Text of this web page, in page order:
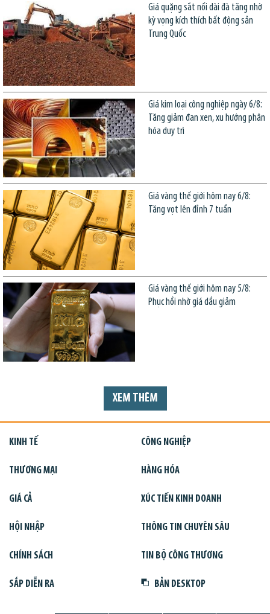
Giá quặng sắt nối dài đà tăng nhờ
kỳ vọng kích thích bất động sản
Trung Quốc
Giá kim loại công nghiệp ngày 6/8:
Tăng giảm đan xen, xu hướng phân
hóa duy trì
Giá vàng thế giới hôm nay 6/8:
Tăng vọt lên đỉnh 7 tuần
Giá vàng thế giới hôm nay 5/8:
Phục hồi nhờ giá dầu giảm
XEM THÊM
KINH TẾ CÔNG NGHIỆP
THƯƠNG MẠI HÀNG HÓA
GIÁ CẢ XÚC TIẾN KINH DOANH
HỘI NHẬP THÔNG TIN CHUYÊN SÂU
CHÍNH SÁCH TIN BỘ CÔNG THƯƠNG
SẮP DIỄN RA BẢN DESKTOP